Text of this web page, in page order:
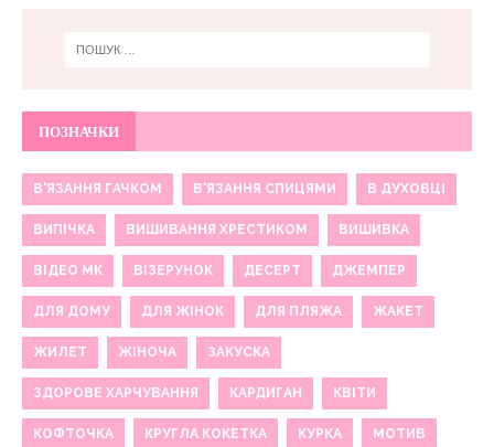
ПОЗНАЧКИ
В'ЯЗАННЯ ГАЧКОМ В'ЯЗАННЯ СПИЦЯМИ В ДУХОВЦІ
ВИПІЧКА ВИШИВАННЯ ХРЕСТИКОМ ВИШИВКА
ВІДЕО МК ВІЗЕРУНОК ДЕСЕРТ ДЖЕМПЕР
ДЛЯ ДОМУ ДЛЯ ЖІНОК ДЛЯ ПЛЯЖА ЖАКЕТ
ЖИЛЕТ ЖІНОЧА ЗАКУСКА
ЗДОРОВЕ ХАРЧУВАННЯ КАРДИГАН КВІТИ
КОФТОЧКА КРУГЛА КОКЕТКА КУРКА МОТИВ